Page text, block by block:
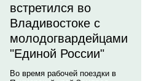
встретился во
Владивостоке с
молодогвардейцами
"Единой России"
Во время рабочей поездки в